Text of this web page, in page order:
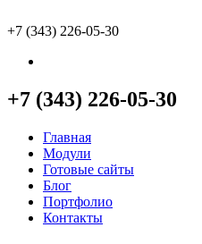
+7 (343) 226-05-30
+7 (343) 226-05-30
Главная
Модули
Готовые сайты
Блог
Портфолио
Контакты